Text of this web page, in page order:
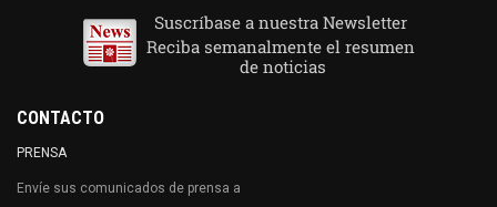
CONTACTO
PRENSA
Envíe sus comunicados de prensa a